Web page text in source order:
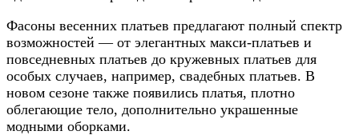
Фасоны весенних платьев предлагают полный спектр
возможностей — от элегантных макси-платьев и
повседневных платьев до кружевных платьев для
особых случаев, например, свадебных платьев. В
новом сезоне также появились платья, плотно
облегающие тело, дополнительно украшенные
модными оборками.